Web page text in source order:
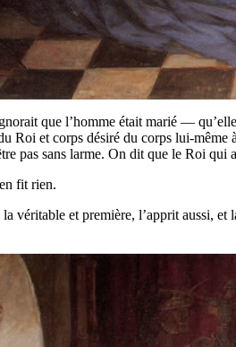
que l’homme était marié —
Roi et corps désiré du corps lui-même
pas sans larme. On dit que le Roi qui
fit rien.
véritable et première, l’apprit aussi, et